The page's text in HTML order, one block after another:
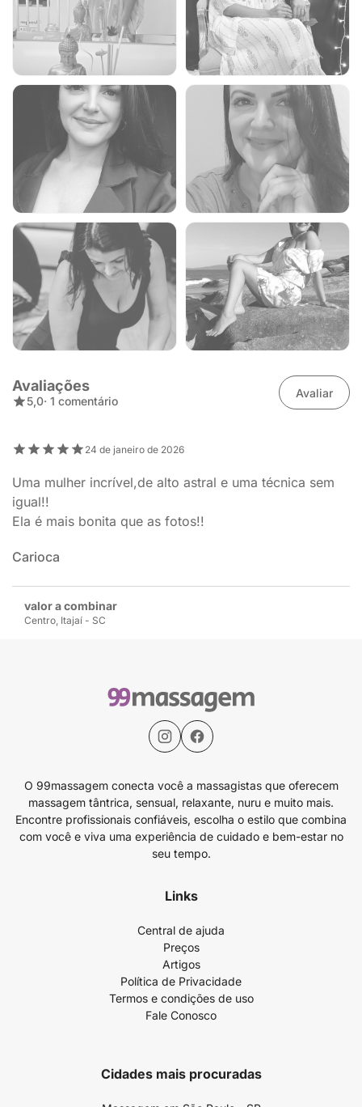
valor a combinar
Centro, Itajaí - SC
Avaliações
5,0· 1 comentário
Avaliar
24 de janeiro de 2026
Uma mulher incrível,de alto astral e uma técnica sem
igual!!
Ela é mais bonita que as fotos!!
Carioca
O 99massagem conecta você a massagistas que oferecem
massagem tântrica, sensual, relaxante, nuru e muito mais.
Encontre profissionais confiáveis, escolha o estilo que combina
com você e viva uma experiência de cuidado e bem-estar no
seu tempo.
Links
Central de ajuda
Preços
Artigos
Política de Privacidade
Termos e condições de uso
Fale Conosco
Cidades mais procuradas